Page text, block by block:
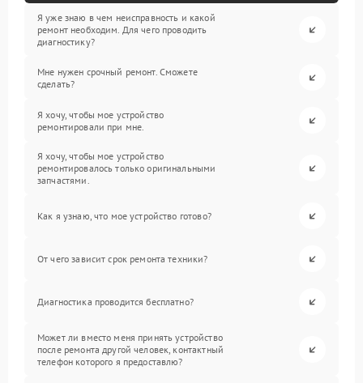
Я уже знаю в чем неисправность и какой
ремонт необходим. Для чего проводить
диагностику?
Мне нужен срочный ремонт. Сможете
сделать?
Я хочу, чтобы мое устройство
ремонтировали при мне.
Я хочу, чтобы мое устройство
ремонтировалось только оригинальными
запчастями.
Как я узнаю, что мое устройство готово?
От чего зависит срок ремонта техники?
Диагностика проводится бесплатно?
Может ли вместо меня принять устройство
после ремонта другой человек, контактный
телефон которого я предоставлю?